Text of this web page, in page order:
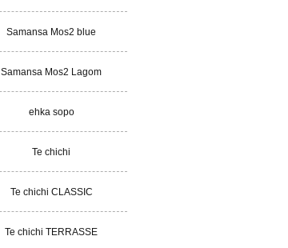
Samansa Mos2 blue
Samansa Mos2 Lagom
ehka sopo
Te chichi
Te chichi CLASSIC
Te chichi TERRASSE